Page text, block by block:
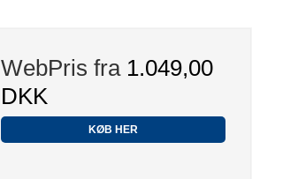
WebPris fra 1.049,00
DKK
KØB HER